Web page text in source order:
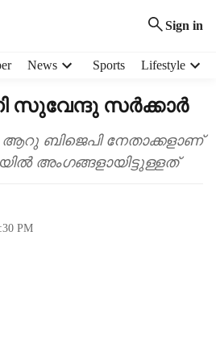
Sign in
News Sports Lifestyle
സുവേന്ദു സർക്കാർ
ആറു ബിജെപി നേതാക്കളാണ്
അംഗങ്ങളായിട്ടുള്ളത്
PM